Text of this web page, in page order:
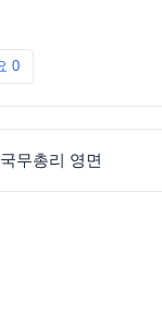
0
무총리 영면